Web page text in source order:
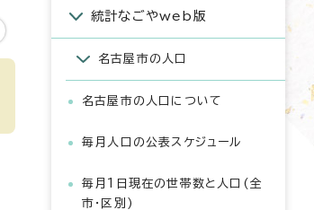
統計なごやweb版
名古屋市の人口
名古屋市の人口について
毎月人口の公表スケジュール
毎月1日現在の世帯数と人口(全
市・区別)